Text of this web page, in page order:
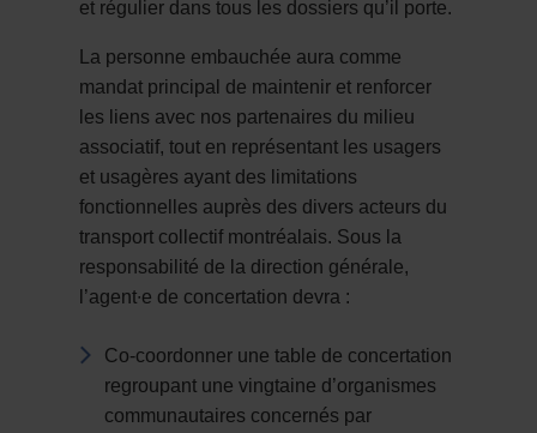
et régulier dans tous les dossiers qu’il porte.
La personne embauchée aura comme
mandat principal de maintenir et renforcer
les liens avec nos partenaires du milieu
associatif, tout en représentant les usagers
et usagères ayant des limitations
fonctionnelles auprès des divers acteurs du
transport collectif montréalais. Sous la
responsabilité de la direction générale,
l’agent∙e de concertation devra :
Co-coordonner une table de concertation
regroupant une vingtaine d’organismes
communautaires concernés par